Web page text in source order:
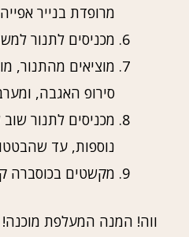
מרופדת בנייר
מכניסים לתנור למשך 25
מוציאים מהתנור,
סירופ האגבה,
נוספות, עד
מקשטים בכוסברה
ווה! המנה המעלפת